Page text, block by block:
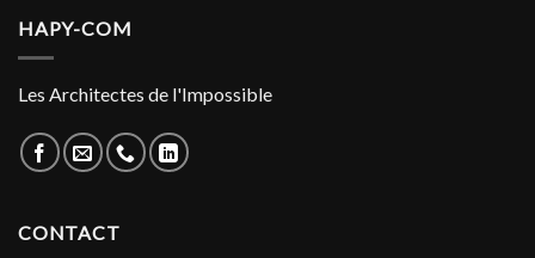
HAPY-COM
Les Architectes de l'Impossible
CONTACT